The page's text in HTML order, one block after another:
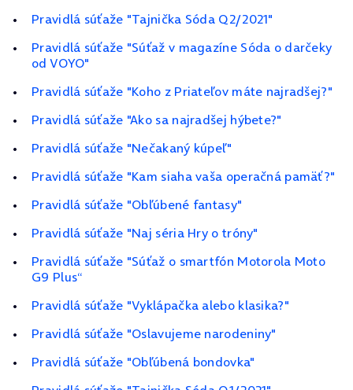
Pravidlá súťaže "Tajnička Sóda Q2/2021"
Pravidlá súťaže "Súťaž v magazíne Sóda o darčeky
od VOYO"
Pravidlá súťaže "Koho z Priateľov máte najradšej?"
Pravidlá súťaže "Ako sa najradšej hýbete?"
Pravidlá súťaže "Nečakaný kúpeľ"
Pravidlá súťaže "Kam siaha vaša operačná pamäť?"
Pravidlá súťaže "Obľúbené fantasy"
Pravidlá súťaže "Naj séria Hry o tróny"
Pravidlá súťaže "Súťaž o smartfón Motorola Moto
G9 Plus“
Pravidlá súťaže "Vyklápačka alebo klasika?"
Pravidlá súťaže "Oslavujeme narodeniny"
Pravidlá súťaže "Obľúbená bondovka"